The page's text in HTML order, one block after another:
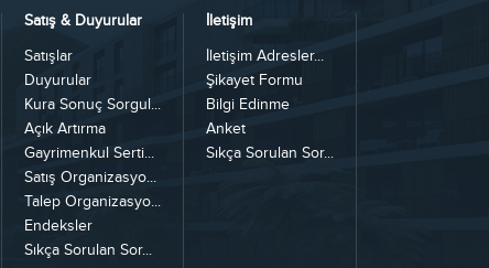
Satış & Duyurular
Satışlar
Duyurular
Kura Sonuç Sorgul...
Açık Artırma
Gayrimenkul Serti...
Satış Organizasyo...
Talep Organizasyo...
Endeksler
Sıkça Sorulan Sor...
İletişim
İletişim Adresler...
Şikayet Formu
Bilgi Edinme
Anket
Sıkça Sorulan Sor...